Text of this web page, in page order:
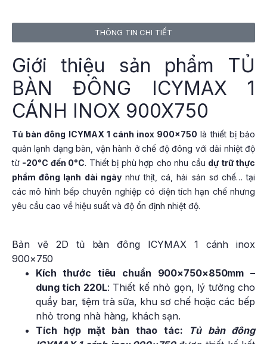
THÔNG TIN CHI TIẾT
Giới thiệu sản phẩm TỦ
BÀN ĐÔNG ICYMAX 1
CÁNH INOX 900X750
Tủ bàn đông ICYMAX 1 cánh inox 900×750 là thiết bị bảo
quản lạnh dạng bàn, vận hành ở chế độ đông với dải nhiệt độ
từ -20°C đến 0°C. Thiết bị phù hợp cho nhu cầu dự trữ thực
phẩm đông lạnh dài ngàynhư thịt, cá, hải sản sơ chế… tại
các mô hình bếp chuyên nghiệp có diện tích hạn chế nhưng
yêu cầu cao về hiệu suất và độ ổn định nhiệt độ.
Bản vẽ 2D tủ bàn đông ICYMAX 1 cánh inox
900×750
Kích thước tiêu chuẩn 900×750×850mm –
dung tích 220L: Thiết kế nhỏ gọn, lý tưởng cho
quầy bar, tiệm trà sữa, khu sơ chế hoặc các bếp
nhỏ trong nhà hàng, khách sạn.
Tích hợp mặt bàn thao tác:
Tủ bàn đông